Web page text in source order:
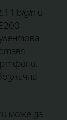
b/g/n и
може да